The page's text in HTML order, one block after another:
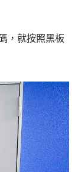
，就按照黑板